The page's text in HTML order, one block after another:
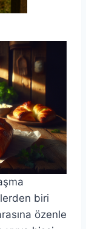
biri
özenle